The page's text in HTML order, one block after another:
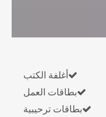
 أغلفة الكتب
بطاقات العمل
بطاقات ترحيبية